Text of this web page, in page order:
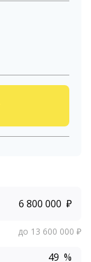
₽
до 13 600 000 ₽
%